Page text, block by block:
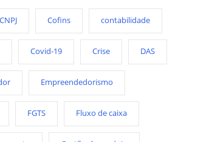
CNPJ Cofins contabilidade
Covid-19 Crise DAS
Empreendedorismo
FGTS Fluxo de caixa